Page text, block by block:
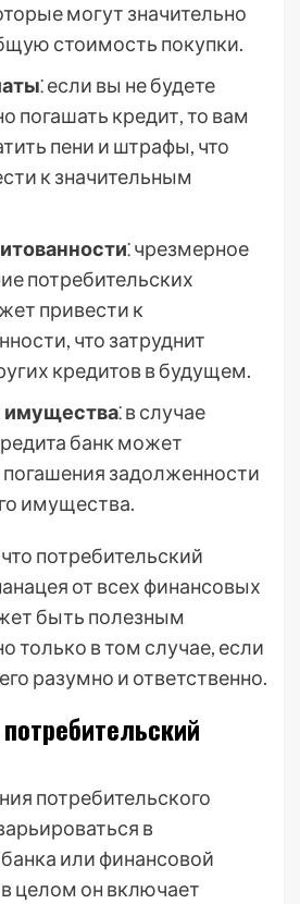
могут значительно
стоимость покупки.
⁚ если вы не будете
погашать кредит, то вам
пени и штрафы, что
к значительным
⁚ чрезмерное
потребительских
привести к
что затруднит
кредитов в будущем.
имущества⁚ в случае
банк может
погашения задолженности
имущества.
потребительский
от всех финансовых
быть полезным
только в том случае, если
разумно и ответственно.
потребительского
в
или финансовой
целом он включает